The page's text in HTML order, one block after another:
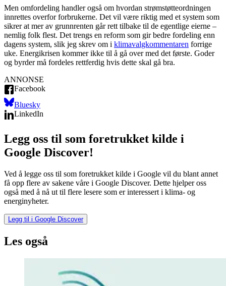
Men omfordeling handler også om hvordan strømstøtteordningen
innrettes overfor forbrukerne. Det vil være riktig med et system som
sikrer at mer av grunnrenten går rett tilbake til de egentlige eierne –
nemlig folk flest. Det trengs en reform som gir bedre fordeling enn
dagens system, slik jeg skrev om i klimavalgkommentaren forrige
uke. Energikrisen kommer ikke til å gå over med det første. Goder
og byrder må fordeles rettferdig hvis dette skal gå bra.
ANNONSE
Facebook
Bluesky
LinkedIn
Legg oss til som foretrukket kilde i
Google Discover!
Ved å legge oss til som foretrukket kilde i Google vil du blant annet
få opp flere av sakene våre i Google Discover. Dette hjelper oss
også med å nå ut til flere lesere som er interessert i klima- og
energinyheter.
Legg til i Google Discover
Les også